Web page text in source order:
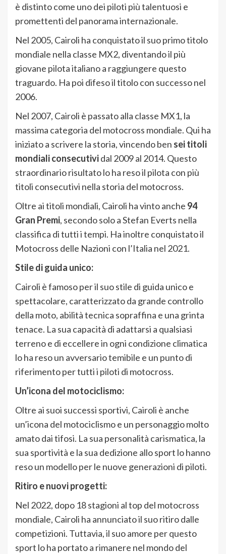
è distinto come uno dei piloti più talentuosi e
promettenti del panorama internazionale.
Nel 2005, Cairoli ha conquistato il suo primo titolo
mondiale nella classe MX2, diventando il più
giovane pilota italiano a raggiungere questo
traguardo. Ha poi difeso il titolo con successo nel
2006.
Nel 2007, Cairoli è passato alla classe MX1, la
massima categoria del motocross mondiale. Qui ha
iniziato a scrivere la storia, vincendo ben sei titoli
mondiali consecutividal 2009 al 2014. Questo
straordinario risultato lo ha reso il pilota con più
titoli consecutivi nella storia del motocross.
Oltre ai titoli mondiali, Cairoli ha vinto anche 94
Gran Premi, secondo solo a Stefan Everts nella
classifica di tutti i tempi. Ha inoltre conquistato il
Motocross delle Nazioni con l’Italia nel 2021.
Stile di guida unico:
Cairoli è famoso per il suo stile di guida unico e
spettacolare, caratterizzato da grande controllo
della moto, abilità tecnica sopraffina e una grinta
tenace. La sua capacità di adattarsi a qualsiasi
terreno e di eccellere in ogni condizione climatica
lo ha reso un avversario temibile e un punto di
riferimento per tutti i piloti di motocross.
Un’icona del motociclismo:
Oltre ai suoi successi sportivi, Cairoli è anche
un’icona del motociclismo e un personaggio molto
amato dai tifosi. La sua personalità carismatica, la
sua sportività e la sua dedizione allo sport lo hanno
reso un modello per le nuove generazioni di piloti.
Ritiro e nuovi progetti:
Nel 2022, dopo 18 stagioni al top del motocross
mondiale, Cairoli ha annunciato il suo ritiro dalle
competizioni. Tuttavia, il suo amore per questo
sport lo ha portato a rimanere nel mondo del